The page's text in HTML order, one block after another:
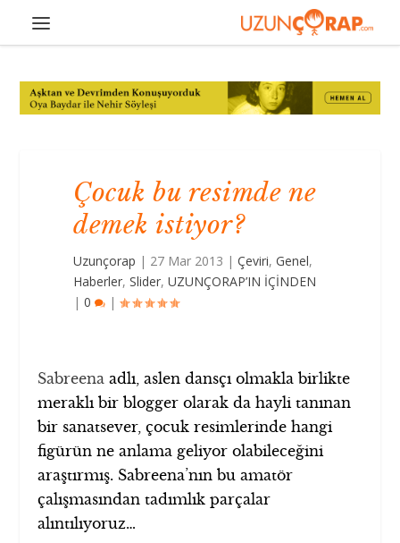
Çocuk bu resimde ne
demek istiyor?
Uzunçorap | 27 Mar 2013 |Çeviri,Genel,
Haberler,Slider,UZUNÇORAP’IN İÇİNDEN
|0 |
Sabreena adlı, aslen dansçı olmakla birlikte
meraklı bir blogger olarak da hayli tanınan
bir sanatsever, çocuk resimlerinde hangi
figürün ne anlama geliyor olabileceğini
araştırmış. Sabreena’nın bu amatör
çalışmasından tadımlık parçalar
alıntılıyoruz…